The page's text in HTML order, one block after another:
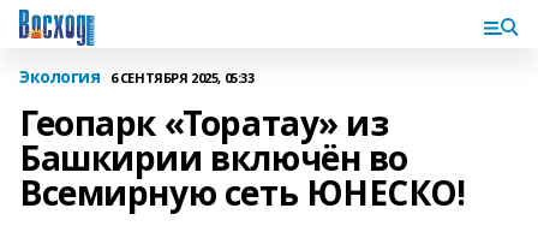
Экология 6 СЕНТЯБРЯ 2025, 05:33
Геопарк «Торатау» из
Башкирии включён во
Всемирную сеть ЮНЕСКО!